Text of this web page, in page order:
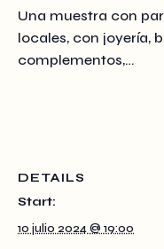
Una muestra con
locales, con joyería,
complementos,…
DETAILS
Start:
10 julio 2024 @ 19:00